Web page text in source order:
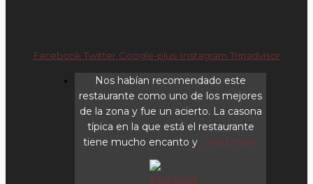
Facebook Twitter Google-plus Instagram Tripadvisor
Nos habían recomendado este
restaurante como uno de los mejores
de la zona y fue un acierto. La casona
típica en la que está el restaurante
tiene mucho encanto y... read more